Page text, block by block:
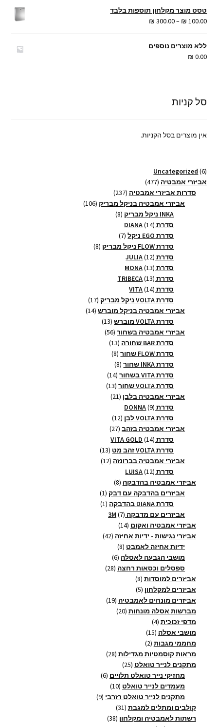
טסט מוצר מקלחון תוספות בלבד
₪ 100.00
–
₪ 300.00
טווח
ללא מוצרים נוספים
₪ 0.00
סל קניות
אין מוצרים בסל הקניות.
Uncategorized 6
6
מוצרים
אביזרי אמבטיה 477
477
מוצרים
סדרות אביזרי אמבטיה 237
237
מוצרים
אביזרי אמבטיה בניקל מבריק 106
106
INKA ניקל מבריק 8
8
סדרת DIANA 14
14
מוצרים סדרת EGO ניקל 7
7
מוצרים
סדרת FLOW ניקל מבריק 8
8
סדרת JULIA 12
12
מוצרים סדרת MONA 13
13
מוצרים סדרת TRIBECA 13
13
מוצרים סדרת VITA 14
14
מוצרים סדרת VOLTA ניקל מבריק 17
17
מוצרים
אביזרי אמבטיה בניקל מוברש 14
14
סדרת VOLTA מוברש 13
13
אביזרי אמבטיה בשחור 56
56
סדרת BAR שחורה 13
13
מוצרים
סדרת FLOW שחור 8
8
סדרת INKA שחור 8
8
מוצרים
סדרת VITA בשחור 14
14
מוצרים
סדרת VOLTA שחור 13
13
אביזרי אמבטיה בלבן 21
21
סדרת DONNA 9
9
מוצרים סדרת VOLTA לבן 12
12
מוצרים
אביזרי אמבטיה בזהב 27
27
מוצרים
סדרת VITA GOLD 14
14
מוצרים סדרת VOLTA זהב מט 13
13
מוצרים
אביזרי אמבטיה בברונזה 12
12
סדרת LUISA 12
12
מוצרים
אביזרי אמבטיה בהדבקה 8
8
מוצריםאביזרים בהדבקה עם דבק 1מוצר
1
סדרת DIANA בהדבקה 1מוצר
אביזרים עם מדבקה 3M 7
7
מוצרים
אביזרי אמבטיה ואקום 14
14
מוצריםאביזרי נגישות - ידיות אחיזה 42
42
ידיות אחיזה לאמבט 8
8
מוצרים מושבי הגבעה לאסלה 6
6
מוצרים ספסלים וכסאות רחצה 28
28
אביזרים למוסדות 8
8
מוצרים
אביזרים למקלחון 5
5
מוצרים
אביזרים מונחים לאמבטיה 19
19
מברשות אסלה מונחות 20
20
מדפי זכוכית 4
4
מוצרים מושבי אסלה 15
15
מוצרים
מחממי מגבות 2
2
מוצרים
מראות קוסמטיות מגדילות 28
28
מתקנים לנייר טואלט 25
25
מוצרים
מחזיקי נייר טואלט תלויים 6
6
מעמדים לנייר טואלט 10
10
מוצריםמתקנים לנייר טואלט רזרבי 9
9
קולבים ומתלים למגבת 31
31
מוצרים רשתות לאמבטיה ומקלחון 38
38